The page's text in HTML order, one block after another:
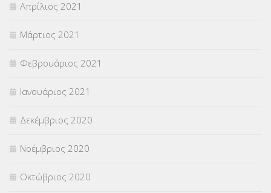
Απρίλιος 2021
Μάρτιος 2021
Φεβρουάριος 2021
Ιανουάριος 2021
Δεκέμβριος 2020
Νοέμβριος 2020
Οκτώβριος 2020